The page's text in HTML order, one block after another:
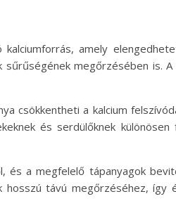
amely
megőrzésében is.
csökkentheti a kalcium
és serdülőknek
és a megfelelő tápanyagok
távú megőrzéséhez, így